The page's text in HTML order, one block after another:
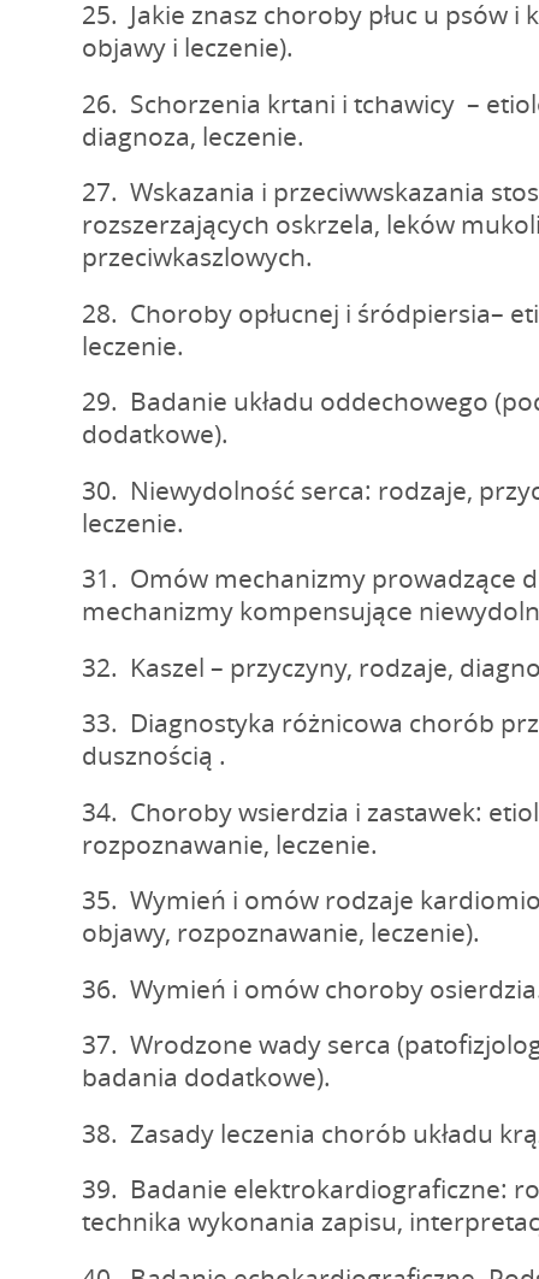
25. Jakie znasz choroby płuc u psów i
objawy i leczenie).
26. Schorzenia krtani i tchawicy –
diagnoza, leczenie.
27. Wskazania i przeciwwskazania
rozszerzających oskrzela, leków
przeciwkaszlowych.
28. Choroby opłucnej i śródpiersia–
leczenie.
29. Badanie układu oddechowego
dodatkowe).
30. Niewydolność serca: rodzaje,
leczenie.
31. Omów mechanizmy prowadzące
mechanizmy kompensujące
32. Kaszel – przyczyny, rodzaje,
33. Diagnostyka różnicowa chorób
dusznością .
34. Choroby wsierdzia i zastawek:
rozpoznawanie, leczenie.
35. Wymień i omów rodzaje
objawy, rozpoznawanie, leczenie).
36. Wymień i omów choroby
37. Wrodzone wady serca
badania dodatkowe).
38. Zasady leczenia chorób układu
39. Badanie elektrokardiograficzne:
technika wykonania zapisu,